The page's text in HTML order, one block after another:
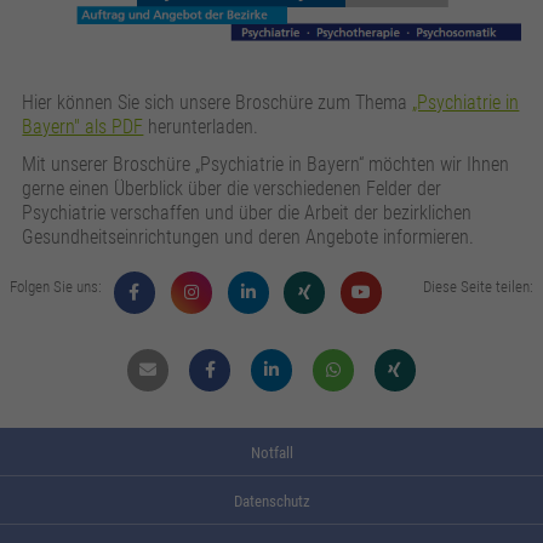
Hier können Sie sich unsere Broschüre zum Thema „Psychiatrie in
Bayern" als PDF herunterladen.
Mit unserer Broschüre „Psychiatrie in Bayern“ möchten wir Ihnen
gerne einen Überblick über die verschiedenen Felder der
Psychiatrie verschaffen und über die Arbeit der bezirklichen
Gesundheitseinrichtungen und deren Angebote informieren.
Folgen Sie uns: Diese Seite teilen:
Mail FacebookLinkdin WhatsappXing
Notfall
Datenschutz
Zweck Speichert die Kontrasteinstellung der Webseite.
zusätzliche Informationen anzubieten.